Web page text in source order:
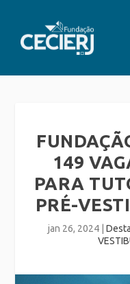
149
PARA
PRÉ-
jan 26, 2024|